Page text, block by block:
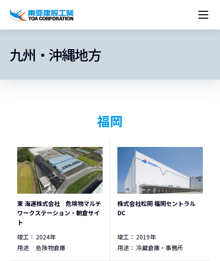
経営理念
トップメッセージ
労働安全衛生・環境・品質方針
営業種目
組織図
ネットワーク
コーポレートメッセージ
沿革
東亜坊や
株主・投資家情報
トップメッセージ
中期経営計画資料
最新IR資料
IRカレンダー
経営方針
IRライブラリー
ESGに関する外部評価
実績紹介
トップメッセージ
統合報告書
ESGデータ
環境行動規範
カーボンニュートラルへの取組み
（自然関連の情報開示）
水資源
人権の尊重
品質向上
サプライチェーン・マネジメント
パートナーシップ構築宣言
マルチステークホルダー方針
コーポレートガバナンス
AI活用ポリシー
知的財産基本方針
社会貢献活動
技術とサービス
冷蔵倉庫をつくりたい
九州・沖縄地方
福岡
東 海運株式会社 危険物マルチ
ワークステーション・朝倉サイ
ト
竣工： 2024年
用途
危険物倉庫
株式会社松岡 福岡セントラル
DC
竣工： 2019年
用途： 冷蔵倉庫・事務所